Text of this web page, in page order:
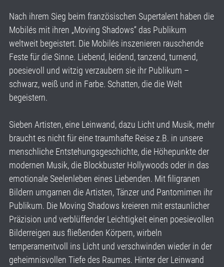
Nach ihrem Sieg beim französischen Supertalent haben die
Mobilés mit ihren „Moving Shadows“ das Publikum
weltweit begeistert. Die Mobilés inszenieren rauschende
Feste für die Sinne. Liebend, leidend, tanzend, turnend,
poesievoll und witzig verzaubern sie ihr Publikum –
schwarz, weiß und in Farbe. Schatten, die die Welt
begeistern.
Sieben Artisten, eine Leinwand, dazu Licht und Musik, mehr
braucht es nicht für eine traumhafte Reise z.B. in unsere
menschliche Entstehungsgeschichte, die Höhepunkte der
modernen Musik, die Blockbuster Hollywoods oder in das
emotionale Seelenleben eines Liebenden. Mit filigranen
Bildern umgarnen die Artisten, Tänzer und Pantomimen ihr
Publikum. Die Moving Shadows kreieren mit erstaunlicher
Präzision und verblüffender Leichtigkeit einen poesievollen
Bilderreigen aus fließenden Körpern, wirbeln
temperamentvoll ins Licht und verschwinden wieder in der
geheimnisvollen Tiefe des Raumes. Hinter der Leinwand